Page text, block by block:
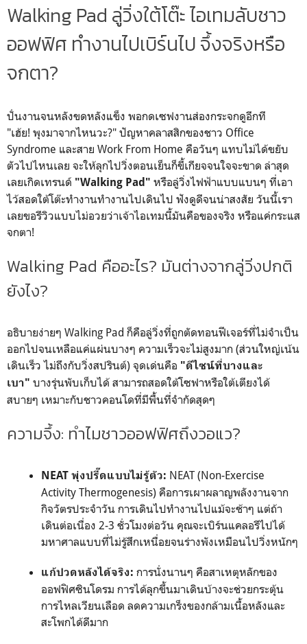
Walking Pad ลู่วิ่งใต้โต๊ะ ไอเทมลับชาว
ออฟฟิศ ทำงานไปเบิร์นไป จึ้งจริงหรือ
จกตา?
ปั่นงานจนหลังขดหลังแข็ง พอกดเซฟงานส่องกระจกดูอีกที
"เฮ้ย! พุงมาจากไหนวะ?" ปัญหาคลาสสิกของชาว Office
Syndrome และสาย Work From Home คือวันๆ แทบไม่ได้ขยับ
ตัวไปไหนเลย จะให้ลุกไปวิ่งตอนเย็นก็ขี้เกียจจนใจจะขาด ล่าสุด
เลยเกิดเทรนด์ "Walking Pad" หรือลู่วิ่งไฟฟ้าแบบแบนๆ ที่เอา
ไว้สอดใต้โต๊ะทำงานทำงานไปเดินไป ฟังดูดีจนน่าสงสัย วันนี้เรา
เลยขอรีวิวแบบไม่อวยว่าเจ้าไอเทมนี้มันคือของจริง หรือแค่กระแส
จกตา!
Walking Pad คืออะไร? มันต่างจากลู่วิ่งปกติ
ยังไง?
อธิบายง่ายๆ Walking Pad ก็คือลู่วิ่งที่ถูกตัดทอนฟีเจอร์ที่ไม่จำเป็น
ออกไปจนเหลือแค่แผ่นบางๆ ความเร็วจะไม่สูงมาก (ส่วนใหญ่เน้น
เดินเร็ว ไม่ถึงกับวิ่งสปรินต์) จุดเด่นคือ "ดีไซน์ที่บางและ
เบา" บางรุ่นพับเก็บได้ สามารถสอดใต้โซฟาหรือใต้เตียงได้
สบายๆ เหมาะกับชาวคอนโดที่มีพื้นที่จำกัดสุดๆ
ความจึ้ง: ทำไมชาวออฟฟิศถึงวอแว?
NEAT พุ่งปรี๊ดแบบไม่รู้ตัว: NEAT (Non-Exercise
Activity Thermogenesis) คือการเผาผลาญพลังงานจาก
กิจวัตรประจำวัน การเดินไปทำงานไปแม้จะช้าๆ แต่ถ้า
เดินต่อเนื่อง 2-3 ชั่วโมงต่อวัน คุณจะเบิร์นแคลอรีไปได้
มหาศาลแบบที่ไม่รู้สึกเหนื่อยจนร่างพังเหมือนไปวิ่งหนักๆ
แก้ปวดหลังได้จริง: การนั่งนานๆ คือสาเหตุหลักของ
ออฟฟิศซินโดรม การได้ลุกขึ้นมาเดินบ้างจะช่วยกระตุ้น
การไหลเวียนเลือด ลดความเกร็งของกล้ามเนื้อหลังและ
สะโพกได้ดีมาก